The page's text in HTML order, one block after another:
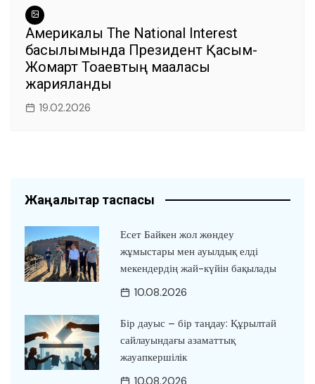
Америкалық The National Interest
басылымында Президент Қасым-
Жомарт Тоқаевтың мақаласы
жарияланды
19.02.2026
Жаңалықтар таспасы
Есет Байкен жол жөндеу
жұмыстары мен ауылдық елді
мекендердің жай-күйін бақылады
10.08.2026
Бір дауыс – бір таңдау: Құрылтай
сайлауындағы азаматтық
жауапкершілік
10.08.2026